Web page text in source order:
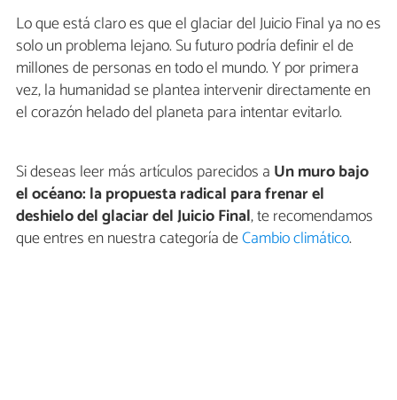
Lo que está claro es que el glaciar del Juicio Final ya no es
solo un problema lejano. Su futuro podría definir el de
millones de personas en todo el mundo. Y por primera
vez, la humanidad se plantea intervenir directamente en
el corazón helado del planeta para intentar evitarlo.
Si deseas leer más artículos parecidos a Un muro bajo
el océano: la propuesta radical para frenar el
deshielo del glaciar del Juicio Final, te recomendamos
que entres en nuestra categoría deCambio climático.